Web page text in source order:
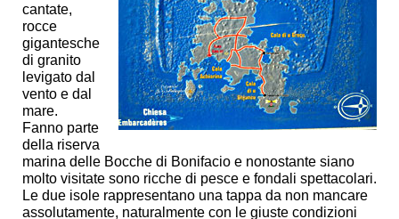
cantate,
rocce
gigantesche
di granito
levigato dal
vento e dal
mare.
Fanno parte
della riserva
marina delle Bocche di Bonifacio e nonostante siano
molto visitate sono ricche di pesce e fondali spettacolari.
Le due isole rappresentano una tappa da non mancare
assolutamente, naturalmente con le giuste condizioni